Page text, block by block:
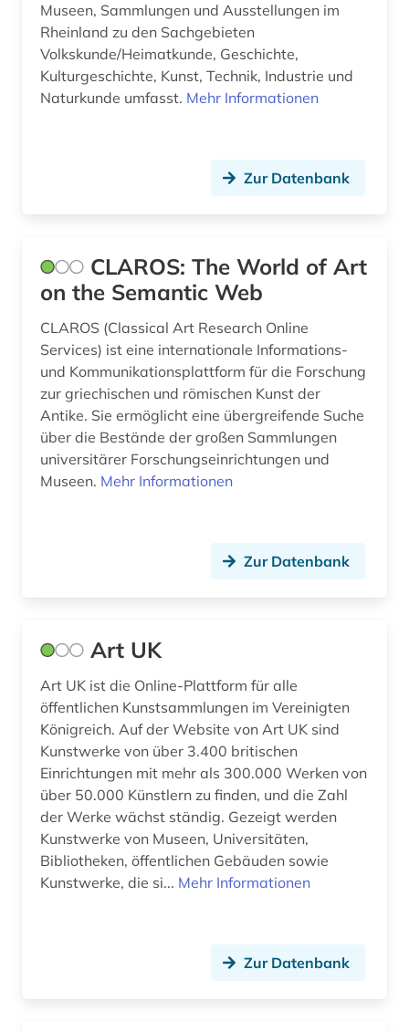
Museen, Sammlungen und Ausstellungen im
Rheinland zu den Sachgebieten
Volkskunde/Heimatkunde, Geschichte,
Kulturgeschichte, Kunst, Technik, Industrie und
Naturkunde umfasst. Mehr Informationen
Zur Datenbank
CLAROS: The World of Art
on the Semantic Web
CLAROS (Classical Art Research Online
Services) ist eine internationale Informations-
und Kommunikationsplattform für die Forschung
zur griechischen und römischen Kunst der
Antike. Sie ermöglicht eine übergreifende Suche
über die Bestände der großen Sammlungen
universitärer Forschungseinrichtungen und
Museen. Mehr Informationen
Zur Datenbank
Art UK
Art UK ist die Online-Plattform für alle
öffentlichen Kunstsammlungen im Vereinigten
Königreich. Auf der Website von Art UK sind
Kunstwerke von über 3.400 britischen
Einrichtungen mit mehr als 300.000 Werken von
über 50.000 Künstlern zu finden, und die Zahl
der Werke wächst ständig. Gezeigt werden
Kunstwerke von Museen, Universitäten,
Bibliotheken, öffentlichen Gebäuden sowie
Kunstwerke, die si... Mehr Informationen
Zur Datenbank